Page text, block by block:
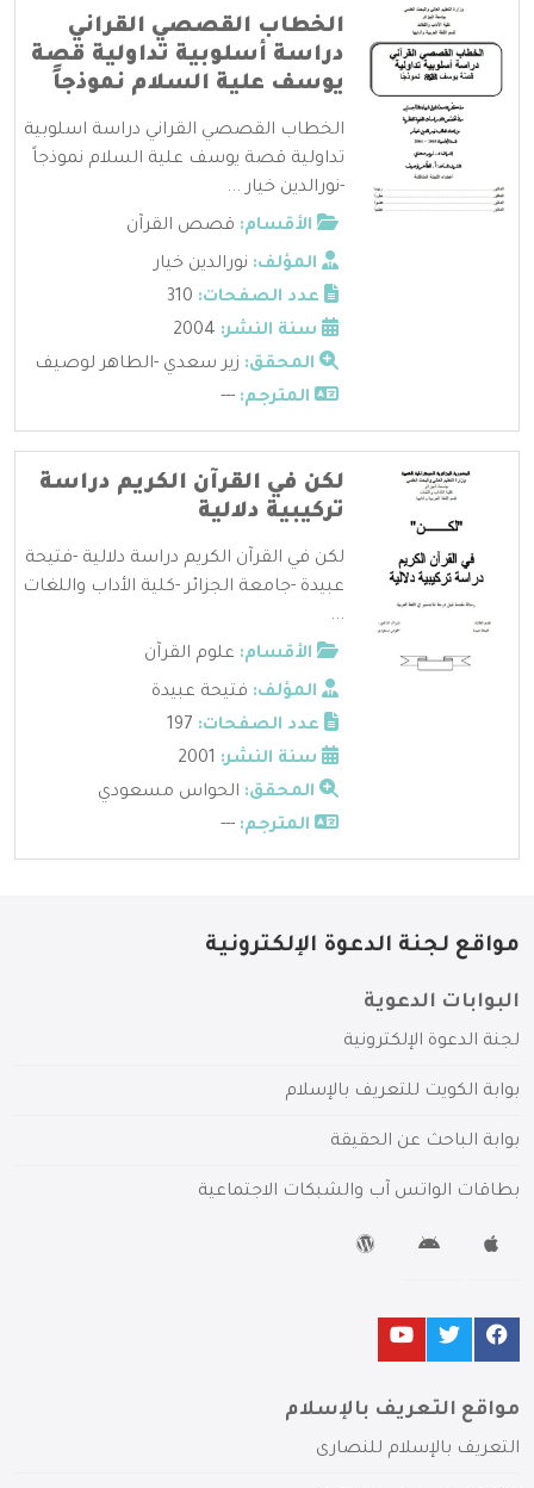
الخطاب القصصي القراني
دراسة أسلوبية تداولية قصة
يوسف علية السلام نموذجاً
الخطاب القصصي القراني دراسة اسلوبية
تداولية قصة يوسف علية السلام نموذجاً
-نورالدين خيار ...
الأقسام: قصص القرآن
المؤلف: نورالدين خيار
عدد الصفحات:
سنة النشر:
المحقق: زير سعدي -الطاهر لوصيف
المترجم: ---
لكن في القرآن الكريم دراسة
تركيبية دلالية
لكن في القرآن الكريم دراسة دلالية -فتيحة
عبيدة -جامعة الجزائر -كلية الأداب واللغات
...
الأقسام: علوم القرآن
المؤلف: فتيحة عبيدة
عدد الصفحات:
سنة النشر:
المحقق: الحواس مسعودي
المترجم: ---
مواقع لجنة الدعوة الإلكترونية
البوابات الدعوية
لجنة الدعوة الإلكترونية
بوابة الكويت للتعريف بالإسلام
بوابة الباحث عن الحقيقة
بطاقات الواتس آب والشبكات الاجتماعية
مواقع التعريف بالإسلام
التعريف بالإسلام للنصارى